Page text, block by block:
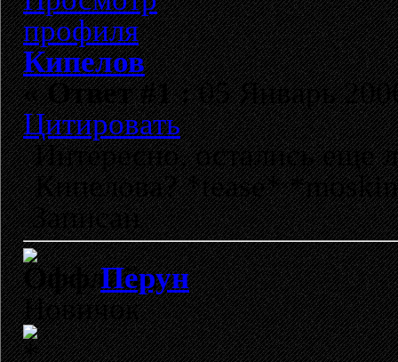
Кипелов
«Ответ #1 :05 Январь
Цитировать
Интересно, остались еще
Кипелова? *tease*
Записан
Перун
Новичок